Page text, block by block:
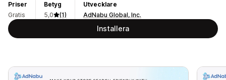
Priser
Gratis
Betyg
5,0
(1)
Utvecklare
AdNabu Global, Inc.
Installera